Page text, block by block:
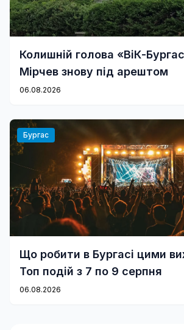
Колишній голова «ВіК-
Мірчев знову під арештом
06.08.2026
Бургас
Що робити в Бургасі цими
Топ подій з 7 по 9 серпня
06.08.2026